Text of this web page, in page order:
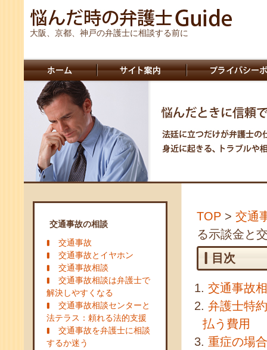
大阪、京都、神戸の弁護士に相談する前に
交通事故の相談
交通事故
交通事故とイヤホン
交通事故相談
交通事故相談は弁護士で
解決しやすくなる
交通事故相談センターと
法テラス：頼れる法的支援
交通事故を弁護士に相談
するか迷う
TOP > 交通
る示談金と
目次
交通事故
弁護士特
払う費用
重症の場